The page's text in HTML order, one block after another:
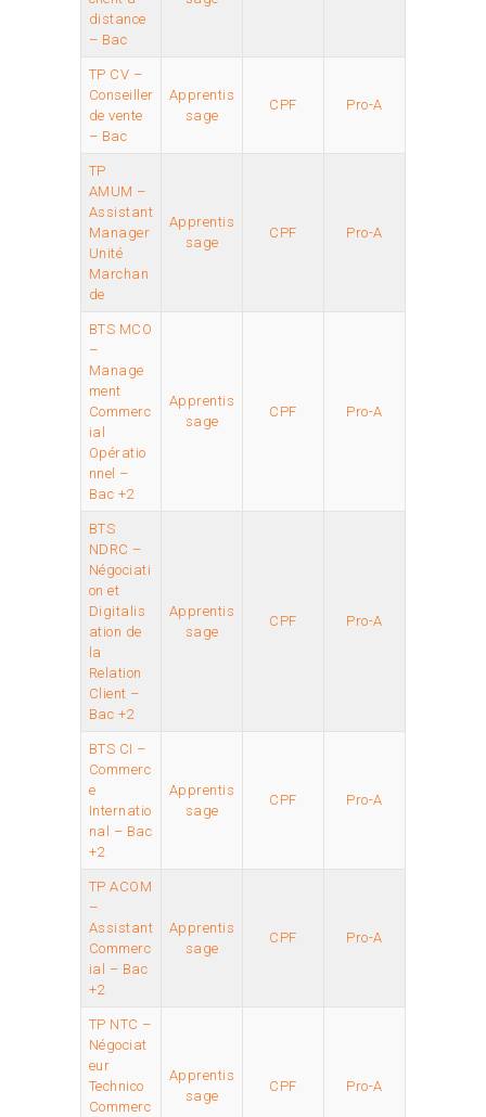
distance
– Bac
TP CV –
Conseiller
de vente
– Bac
Apprentis
sage
CPF Pro-A
TP
AMUM –
Assistant
Manager
Unité
Marchan
de
Apprentis
sage
CPF Pro-A
BTS MCO
–
Manage
ment
Commerc
ial
Opératio
nnel –
Bac +2
Apprentis
sage
CPF Pro-A
BTS
NDRC –
Négociati
on et
Digitalis
ation de
la
Relation
Client –
Bac +2
Apprentis
sage
CPF Pro-A
BTS CI –
Commerc
e
Internatio
nal – Bac
+2
Apprentis
sage
CPF Pro-A
TP ACOM
–
Assistant
Commerc
ial – Bac
+2
Apprentis
sage
CPF Pro-A
TP NTC –
Négociat
eur
Technico
Commerc
Apprentis
sage
CPF Pro-A